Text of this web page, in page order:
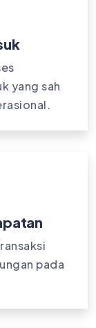
yang sah
pada